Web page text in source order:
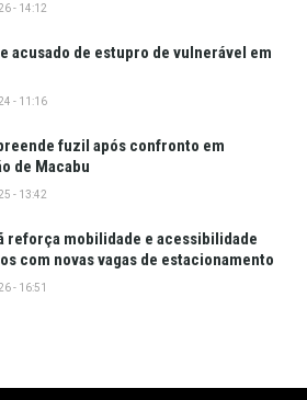
- 14:12
acusado de estupro de vulnerável em
- 11:16
fuzil após confronto em
de Macabu
- 13:42
reforça mobilidade e acessibilidade
com novas vagas de estacionamento
- 16:51